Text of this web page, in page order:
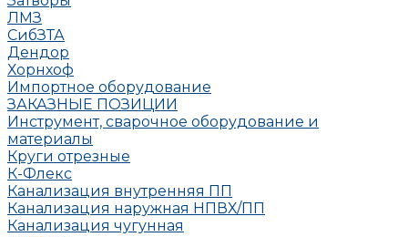
ЛМЗ
СибЗТА
Дендор
Хорнхоф
Импортное оборудование
ЗАКАЗНЫЕ ПОЗИЦИИ
Инструмент, сварочное оборудование и
материалы
Круги отрезные
К-Флекс
Канализация внутренняя ПП
Канализация наружная НПВХ/ПП
Канализация чугунная